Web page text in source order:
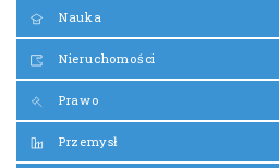
Nauka
Nieruchomości
Prawo
Przemysł